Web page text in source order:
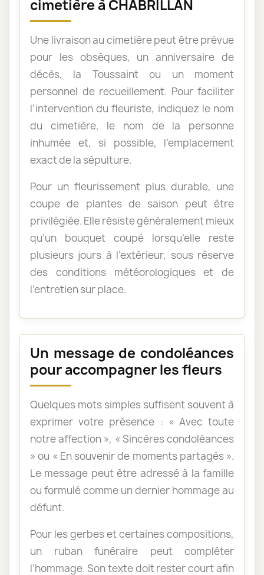
cimetière à CHABRILLAN
Une livraison au cimetière peut être prévue
pour les obsèques, un anniversaire de
décès, la Toussaint ou un moment
personnel de recueillement. Pour faciliter
l’intervention du fleuriste, indiquez le nom
du cimetière, le nom de la personne
inhumée et, si possible, l’emplacement
exact de la sépulture.
Pour un fleurissement plus durable, une
coupe de plantes de saison peut être
privilégiée. Elle résiste généralement mieux
qu’un bouquet coupé lorsqu’elle reste
plusieurs jours à l’extérieur, sous réserve
des conditions météorologiques et de
l’entretien sur place.
Un message de condoléances
pour accompagner les fleurs
Quelques mots simples suffisent souvent à
exprimer votre présence : « Avec toute
notre affection », « Sincères condoléances
» ou « En souvenir de moments partagés ».
Le message peut être adressé à la famille
ou formulé comme un dernier hommage au
défunt.
Pour les gerbes et certaines compositions,
un ruban funéraire peut compléter
l’hommage. Son texte doit rester court afin